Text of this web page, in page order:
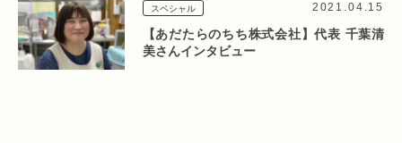
スペシャル 2021.04.15
【あだたらのちち株式会社】代表 千葉清
美さんインタビュー